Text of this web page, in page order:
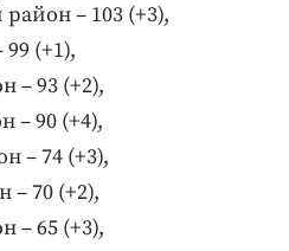
– 103 (+3),
(+1),
– 93 (+2),
– 90 (+4),
– 74 (+3),
– 70 (+2),
– 65 (+3),